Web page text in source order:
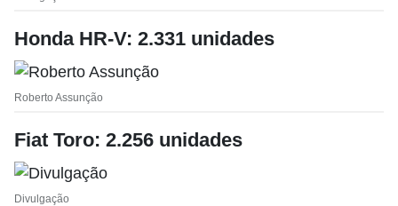
Honda HR-V: 2.331 unidades
Roberto Assunção
Fiat Toro: 2.256 unidades
Divulgação